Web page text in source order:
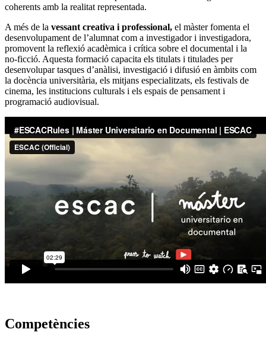
coherents amb la realitat representada.
A més de la vessant creativa i professional, el màster fomenta el
desenvolupament de l’alumnat com a investigador i investigadora,
promovent la reflexió acadèmica i crítica sobre el documental i la
no-ficció. Aquesta formació capacita els titulats i titulades per
desenvolupar tasques d’anàlisi, investigació i difusió en àmbits com
la docència universitària, els mitjans especialitzats, els festivals de
cinema, les institucions culturals i els espais de pensament i
programació audiovisual.
Competències